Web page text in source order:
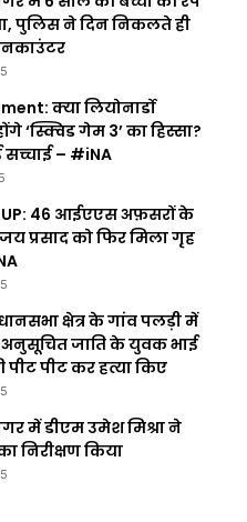
पुलिस ने दिन निकलते ही
क्या लियोनार्डो
‘स्क्विड गेम 3’ का हिस्सा?
– #iNA
UP: 46 आईएएस अफ़सरों के
प्रसाद को फिर मिला गृह
क्षेत्र के गांव पलड़ी में
अनुसूचित जाति के युवक भाई
पीट पीट कर हत्या किए
में डीएम उमेश मिश्रा ने
निरीक्षण किया